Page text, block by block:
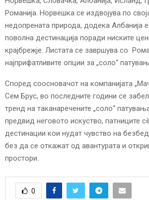
Романија. Норвешка се издвојува по
недопрената природа, додека Албанија
поволна дестинација поради ниските
крајбрежје. Листата се завршува со
најприфатливите опции за „соло“
Според соосновачот на компанијата
Сем Брус, во последните години се
тренд на таканаречените „соло“
предвид неговото искуство, патниците
дестинации кои нудат чувство на
без да се откажат од авантурата и
простори.
0